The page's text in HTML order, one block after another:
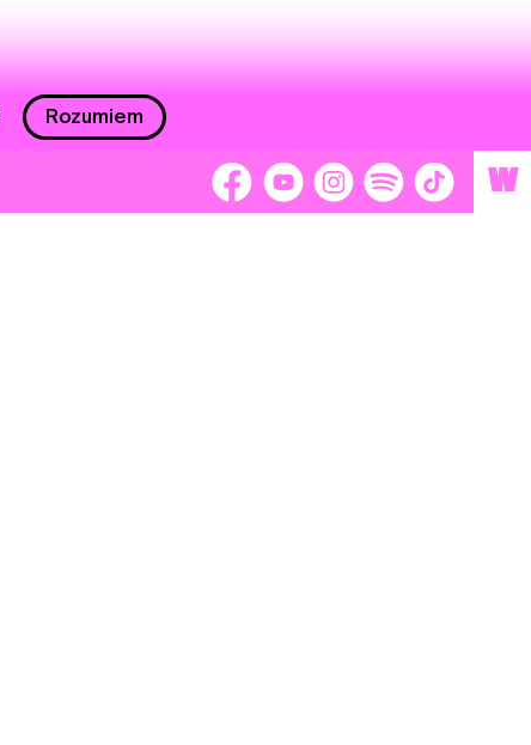
W
Rozumiem